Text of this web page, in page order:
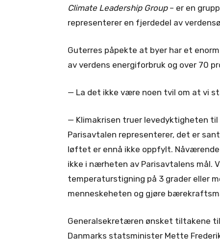
Climate Leadership Group– er en
representerer en fjerdedel av
Guterres påpekte at byer har et
av verdens energiforbruk og over 70
— La det ikke være noen tvil om at vi
— Klimakrisen truer levedyktigheten
Parisavtalen representerer, det er
løftet er ennå ikke oppfylt.
ikke i nærheten av Parisavtalens mål.
temperaturstigning på 3 grader eller
menneskeheten og gjøre
Generalsekretæren ønsket tiltakene
Danmarks statsminister Mette